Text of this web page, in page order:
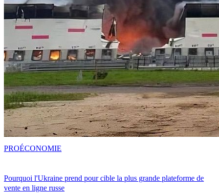
Pourquoi l'Ukraine prend pour cible la plus grande plateforme de
vente en ligne russe
PROÉCONOMIE